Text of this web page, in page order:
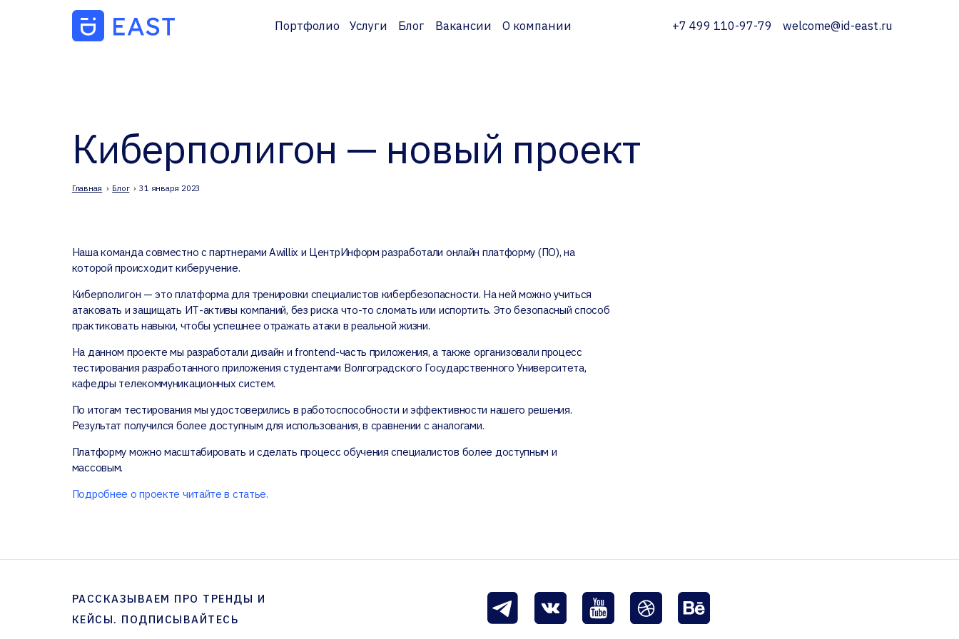
Портфолио Услуги Блог Вакансии О компании +7 499 110-97-79 welcome@id-east.ru
Киберполигон — новый проект
Главная › Блог › 31 января 2023
Наша команда совместно с партнерами Awillix и ЦентрИнформ разработали онлайн платформу (ПО), на
которой происходит киберучение.
Киберполигон — это платформа для тренировки специалистов кибербезопасности. На ней можно учиться
атаковать и защищать ИТ-активы компаний, без риска что-то сломать или испортить. Это безопасный способ
практиковать навыки, чтобы успешнее отражать атаки в реальной жизни.
На данном проекте мы разработали дизайн и frontend-часть приложения, а также организовали процесс
тестирования разработанного приложения студентами Волгоградского Государственного Университета,
кафедры телекоммуникационных систем.
По итогам тестирования мы удостоверились в работоспособности и эффективности нашего решения.
Результат получился более доступным для использования, в сравнении с аналогами.
Платформу можно масштабировать и сделать процесс обучения специалистов более доступным и
массовым.
Подробнее о проекте читайте в статье.
РАССКАЗЫВАЕМ ПРО ТРЕНДЫ И
КЕЙСЫ. ПОДПИСЫВАЙТЕСЬ